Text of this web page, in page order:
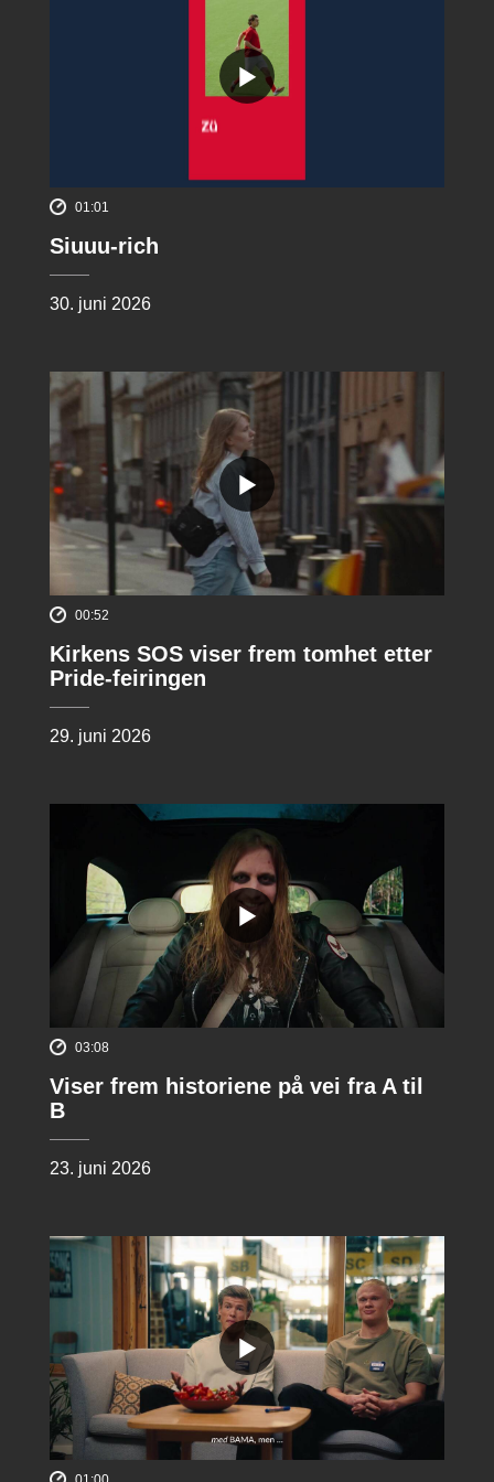
01:01
Siuuu-rich
30. juni 2026
00:52
Kirkens SOS viser frem tomhet etter
Pride-feiringen
29. juni 2026
03:08
Viser frem historiene på vei fra A til
B
23. juni 2026